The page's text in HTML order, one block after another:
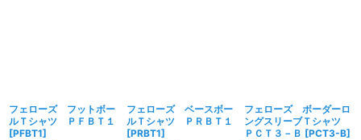
フェローズ フットボー
ルＴシャツ ＰＦＢＴ１
[PFBT1]
フェローズ ベースボー
ルＴシャツ ＰＲＢＴ１
[PRBT1]
フェローズ ボーダーロ
ングスリーブＴシャツ
ＰＣＴ３－Ｂ [PCT3-B]